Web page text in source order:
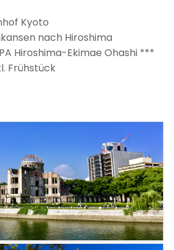
Kyoto
nach Hiroshima
Hiroshima-Ekimae Ohashi ***
Frühstück